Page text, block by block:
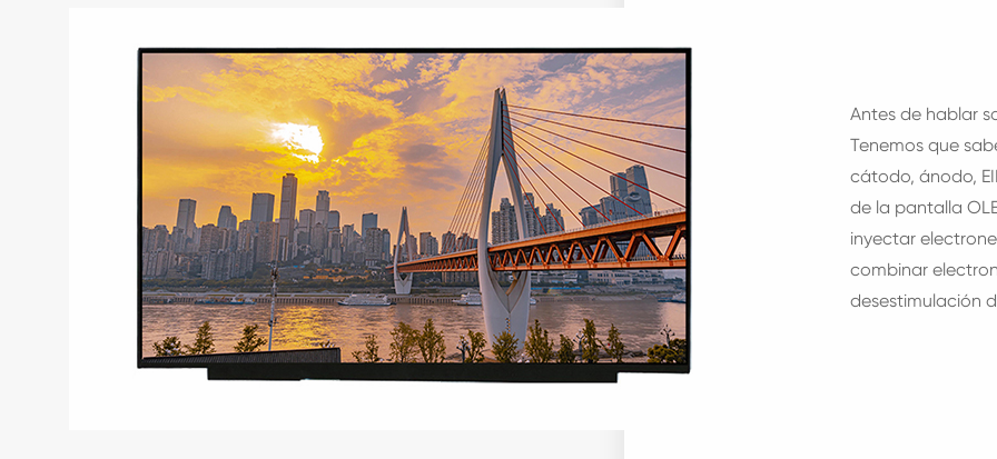
Antes de hablar
Tenemos que
cátodo, ánodo,
de la pantalla
inyectar
combinar
desestimulación